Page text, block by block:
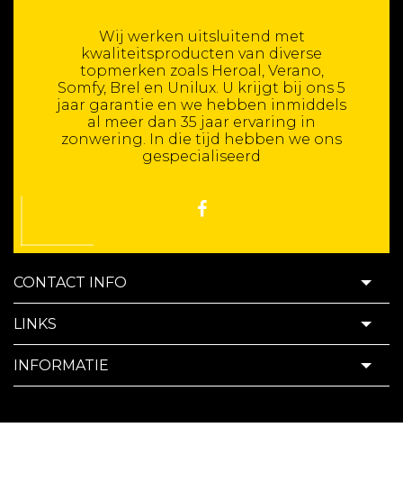
Wij werken uitsluitend met
kwaliteitsproducten van diverse
topmerken zoals Heroal, Verano,
Somfy, Brel en Unilux. U krijgt bij ons 5
jaar garantie en we hebben inmiddels
al meer dan 35 jaar ervaring in
zonwering. In die tijd hebben we ons
gespecialiseerd
CONTACT INFO
LINKS
INFORMATIE